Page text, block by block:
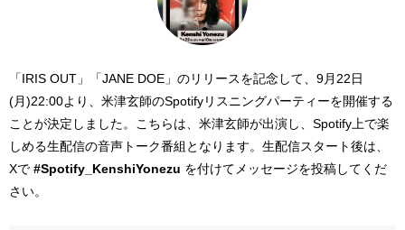
「IRIS OUT」「JANE DOE」のリリースを記念して、9月22日
(月)22:00より、米津玄師のSpotifyリスニングパーティーを開催する
ことが決定しました。こちらは、米津玄師が出演し、Spotify上で楽
しめる生配信の音声トーク番組となります。生配信スタート後は、
Xで #Spotify_KenshiYonezu を付けてメッセージを投稿してくだ
さい。